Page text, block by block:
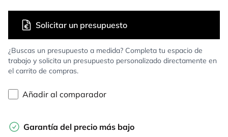
¿Buscas un presupuesto a medida? Completa tu espacio de
trabajo y solicita un presupuesto personalizado directamente en
el carrito de compras.
Solicitar un presupuesto
Añadir al comparador
Garantía del precio más bajo